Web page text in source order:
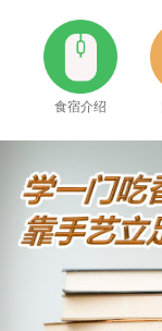
食宿介绍